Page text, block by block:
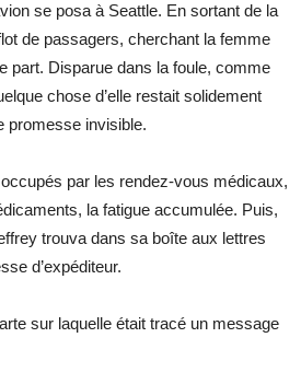
se posa à Seattle. En sortant de la
de passagers, cherchant la femme
part. Disparue dans la foule, comme
chose d’elle restait solidement
promesse invisible.
par les rendez-vous médicaux,
la fatigue accumulée. Puis,
trouva dans sa boîte aux lettres
d’expéditeur.
sur laquelle était tracé un message